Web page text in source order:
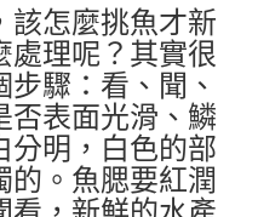
該怎麼挑魚才新
處理呢？其實很
驟：看、聞、
否表面光滑、鱗
分明，白色的部
的。魚腮要紅潤